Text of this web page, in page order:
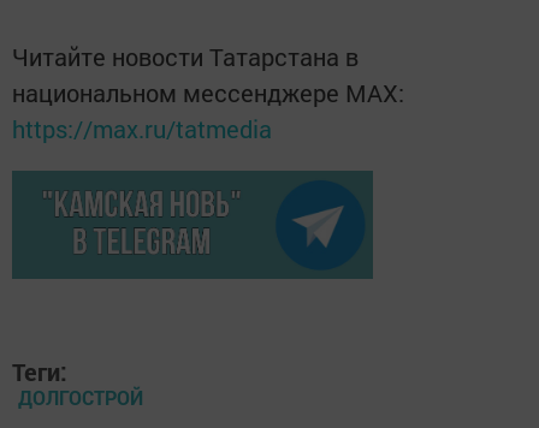
Читайте новости Татарстана в
национальном мессенджере MАХ:
https://max.ru/tatmedia
Теги:
ДОЛГОСТРОЙ